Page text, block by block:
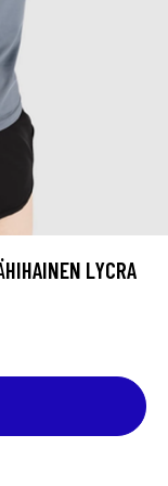
LYCRA